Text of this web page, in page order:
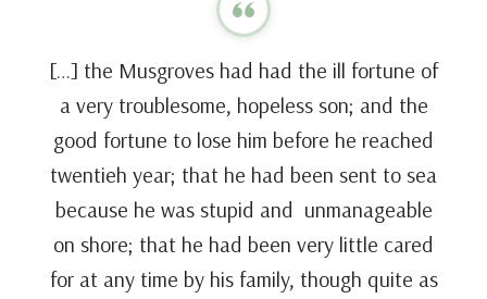
[…] the Musgroves had had the ill fortune of
a very troublesome, hopeless son; and the
good fortune to lose him before he reached
twentieh year; that he had been sent to sea
because he was stupid and unmanageable
on shore; that he had been very little cared
for at any time by his family, though quite as